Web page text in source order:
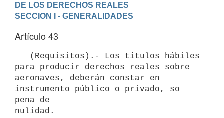
DE LOS DERECHOS REALES
SECCION I - GENERALIDADES
Artículo 43
para producir derechos reales sobre
aeronaves, deberán constar en
instrumento público o privado, so
pena de
nulidad.